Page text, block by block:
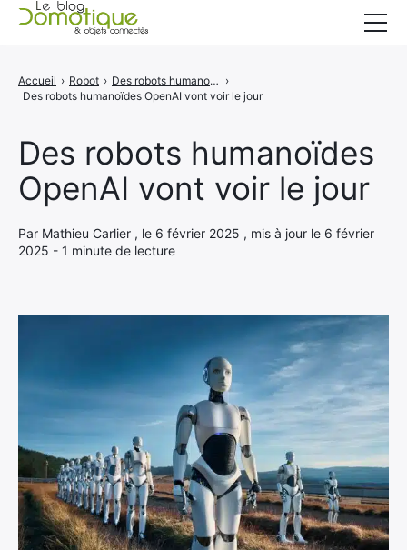
Des robots humanoïdes
OpenAI vont voir le jour
Par Mathieu Carlier , le 6 février 2025 , mis à jour le 6 février
2025 - 1 minute de lecture
Accueil › Robot › Des robots humanoïdes OpenAI vont voir le jour ›
Des robots humanoïdes OpenAI vont voir le jour
Catégories
A propos
CONTACT